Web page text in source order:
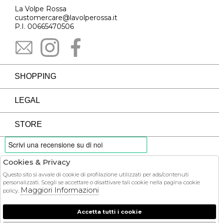
La Volpe Rossa
customercare@lavolperossa.it
P.I. 00665470506
SHOPPING
LEGAL
STORE
PAYMENTS
COURIER
Cookies & Privacy
Questo sito si avvale di cookie di profilazione utilizzati per ads/contenuti
personalizzati. Scegli se accettare o disattivare tali cookie nella pagina cookie
policy. Maggiori Informazioni
Accetta tutti i cookie